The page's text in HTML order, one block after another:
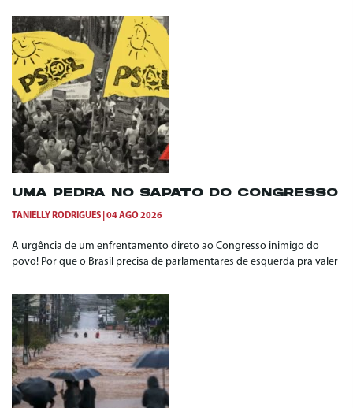
UMA PEDRA NO SAPATO DO CONGRESSO
TANIELLY RODRIGUES 04 AGO 2026
A urgência de um enfrentamento direto ao Congresso inimigo do
povo! Por que o Brasil precisa de parlamentares de esquerda pra valer